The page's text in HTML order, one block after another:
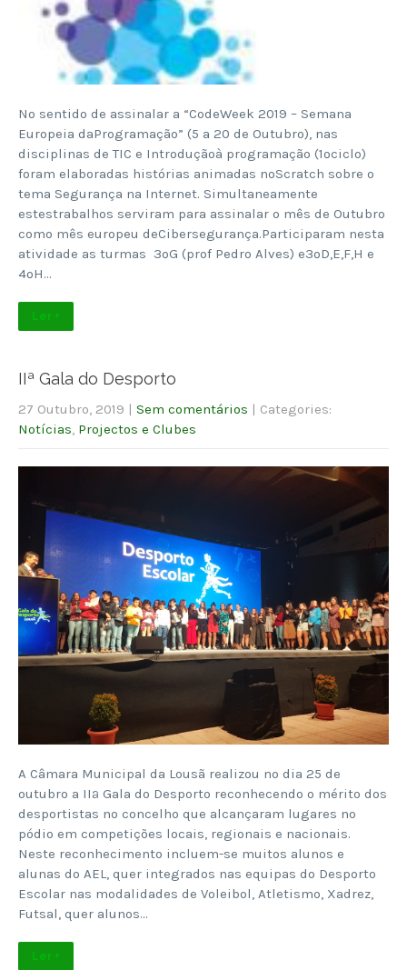
No sentido de assinalar a “CodeWeek 2019 – Semana
Europeia daProgramação” (5 a 20 de Outubro), nas
disciplinas de TIC e Introduçãoà programação (1ºciclo)
foram elaboradas histórias animadas noScratch sobre o
tema Segurança na Internet. Simultaneamente
estestrabalhos serviram para assinalar o mês de Outubro
como mês europeu deCibersegurança.Participaram nesta
atividade as turmas 3ºG (prof Pedro Alves) e3ºD,E,F,H e
4ºH…
Ler +
IIª Gala do Desporto
27 Outubro, 2019 | Sem comentários | Categories:
Notícias Projectos e Clubes
A Câmara Municipal da Lousã realizou no dia 25 de
outubro a IIª Gala do Desporto reconhecendo o mérito dos
desportistas no concelho que alcançaram lugares no
pódio em competições locais, regionais e nacionais.
Neste reconhecimento incluem-se muitos alunos e
alunas do AEL, quer integrados nas equipas do Desporto
Escolar nas modalidades de Voleibol, Atletismo, Xadrez,
Futsal, quer alunos…
Ler +